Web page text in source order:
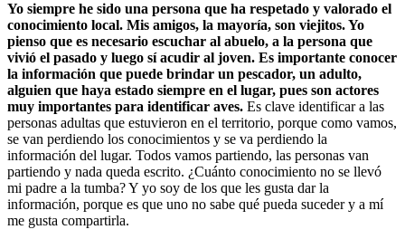
Yo siempre he sido una persona que ha respetado y valorado el
conocimiento local. Mis amigos, la mayoría, son viejitos. Yo
pienso que es necesario escuchar al abuelo, a la persona que
vivió el pasado y luego sí acudir al joven. Es importante conocer
la información que puede brindar un pescador, un adulto,
alguien que haya estado siempre en el lugar, pues son actores
muy importantes para identificar aves. Es clave identificar a las
personas adultas que estuvieron en el territorio, porque como vamos,
se van perdiendo los conocimientos y se va perdiendo la
información del lugar. Todos vamos partiendo, las personas van
partiendo y nada queda escrito. ¿Cuánto conocimiento no se llevó
mi padre a la tumba? Y yo soy de los que les gusta dar la
información, porque es que uno no sabe qué pueda suceder y a mí
me gusta compartirla.